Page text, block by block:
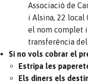
Associació de
i Alsina, 22 local
el nom complet
transferència del
Si no vols cobrar el
Estripa les
Els diners els